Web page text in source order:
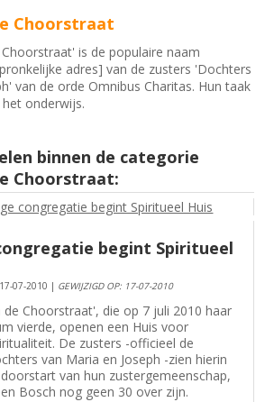
Choorstraat
is de populaire naam
adres] van de zusters 'Dochters
van de orde Omnibus Charitas. Hun taak
onderwijs.
binnen de categorie
Choorstraat:
begint Spiritueel
07-2010 | GEWIJZIGD OP: 17-07-2010
de Choorstraat', die op 7 juli 2010 haar
vierde, openen een Huis voor
De zusters -officieel de
van Maria en Joseph -zien hierin
van hun zustergemeenschap,
Bosch nog geen 30 over zijn.